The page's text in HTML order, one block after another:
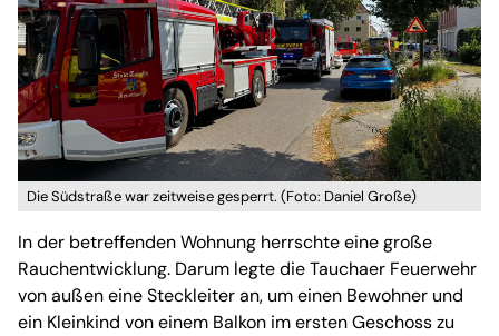
Die Südstraße war zeitweise gesperrt. (Foto: Daniel Große)
In der betreffenden Wohnung herrschte eine große
Rauchentwicklung. Darum legte die Tauchaer Feuerwehr
von außen eine Steckleiter an, um einen Bewohner und
ein Kleinkind von einem Balkon im ersten Geschoss zu